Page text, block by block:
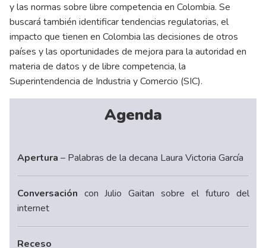
y las normas sobre libre competencia en Colombia. Se
buscará también identificar tendencias regulatorias, el
impacto que tienen en Colombia las decisiones de otros
países y las oportunidades de mejora para la autoridad en
materia de datos y de libre competencia, la
Superintendencia de Industria y Comercio (SIC).
Agenda
Apertura – Palabras de la decana Laura Victoria García
Conversación con Julio Gaitan sobre el futuro del
internet
Receso